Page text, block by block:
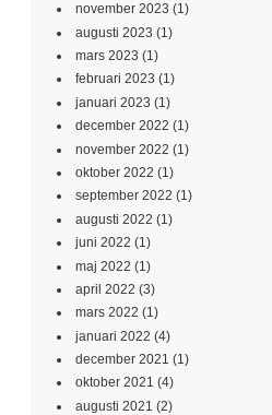
november 2023 (1)
augusti 2023 (1)
mars 2023 (1)
februari 2023 (1)
januari 2023 (1)
december 2022 (1)
november 2022 (1)
oktober 2022 (1)
september 2022 (1)
augusti 2022 (1)
juni 2022 (1)
maj 2022 (1)
april 2022 (3)
mars 2022 (1)
januari 2022 (4)
december 2021 (1)
oktober 2021 (4)
augusti 2021 (2)